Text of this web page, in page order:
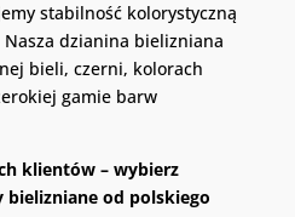
stabilność kolorystyczną
dzianina bielizniana
bieli, czerni, kolorach
gamie barw
klientów – wybierz
od polskiego